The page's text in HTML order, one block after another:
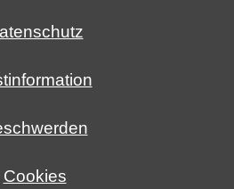
Cookies